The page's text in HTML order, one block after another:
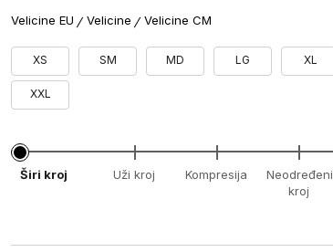
Velicine EU Velicine Velicine CM
XS SM MD LG XL
XXL
Širi kroj Uži kroj Kompresija
Neodređeni
kroj